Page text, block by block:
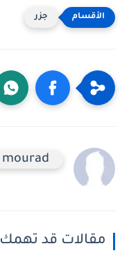
جزر
mourad
مقالات قد تهمك